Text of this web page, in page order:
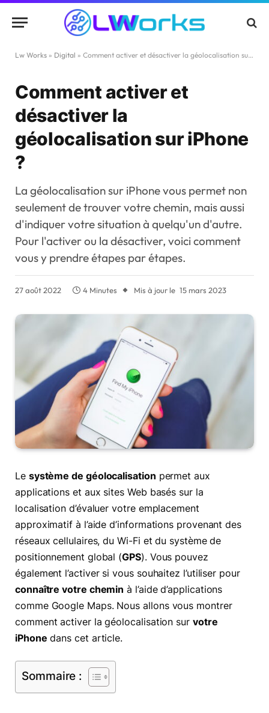
Lw Works » Digital » Comment activer et désactiver la géolocalisation sur iPhone ?
Comment activer et
désactiver la
géolocalisation sur iPhone
?
La géolocalisation sur iPhone vous permet non
seulement de trouver votre chemin, mais aussi
d'indiquer votre situation à quelqu'un d'autre.
Pour l'activer ou la désactiver, voici comment
vous y prendre étapes par étapes.
27 août 2022 4 Minutes Mis à jour le 15 mars 2023
Le système de géolocalisation permet aux
applications et aux sites Web basés sur la
localisation d’évaluer votre emplacement
approximatif à l’aide d’informations provenant des
réseaux cellulaires, du Wi-Fi et du système de
positionnement global (GPS). Vous pouvez
également l’activer si vous souhaitez l’utiliser pour
connaître votre chemin à l’aide d’applications
comme Google Maps. Nous allons vous montrer
comment activer la géolocalisation sur votre
iPhone dans cet article.
Sommaire :